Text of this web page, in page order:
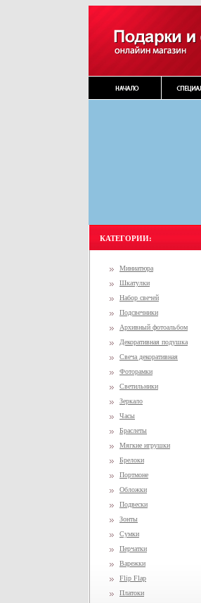
КАТЕГОРИИ:
Миниатюра
Шкатулки
Набор свечей
Подсвечники
Архивный фотоальбом
Декоративная подушка
Свеча декоративная
Фоторамки
Светильники
Зеркало
Часы
Браслеты
Мягкие игрушки
Брелоки
Портмоне
Обложки
Подвески
Зонты
Сумки
Перчатки
Варежки
Flip Flap
Платоки